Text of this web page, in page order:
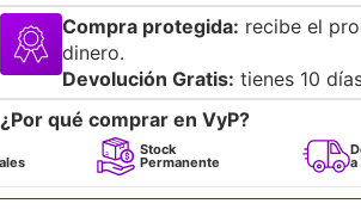
Compra protegida: recibe el
dinero.
Devolución Gratis: tienes 10
¿Por qué comprar en VyP?
Stock
Permanente
Despacho
a todo